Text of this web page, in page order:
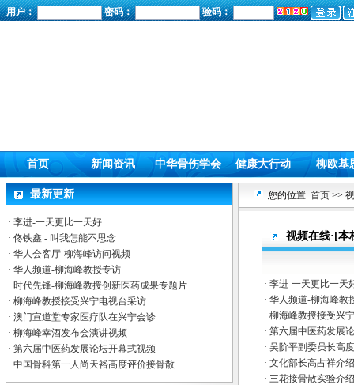
用户： 密码： 验码：
首页 新闻资讯 中华骨伤学会 健康大行动 柳欧基
最新更新
· 李进-一天更比一天好
· 佟铁鑫 - 叫我怎能不思念
· 华人会客厅-柳海峰访问视频
· 华人频道-柳海峰教授专访
· 时代先锋-柳海峰教授创新医药成果专题片
· 柳海峰教授接受兴宁电视台采访
· 澳门宣道堂专家医疗队在兴宁会诊
· 柳海峰幸酒发布会演讲视频
· 第六届中医药发展论坛开幕式视频
· 中国骨科第一人尚天裕高度评价接骨散
您的位置 首页 >>
视频在线·[本
· 李进-一天更比一天
· 华人频道-柳海峰教
· 柳海峰教授接受兴
· 第六届中医药发展
· 吴阶平副委员长高
· 文化部长高占祥介
· 三花接骨散实验介绍